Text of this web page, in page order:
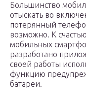
Большинство
отыскать во
потерянный
возможно. К
мобильных
разработано
своей работы
функцию
батареи.